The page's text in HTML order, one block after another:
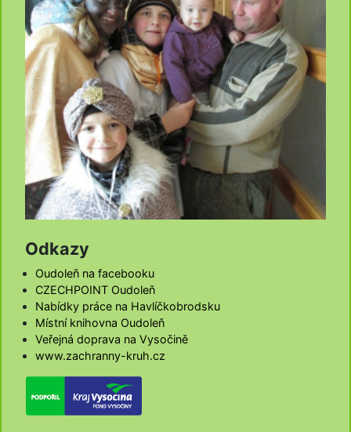
Odkazy
Oudoleň na facebooku
CZECHPOINT Oudoleň
Nabídky práce na Havlíčkobrodsku
Místní knihovna Oudoleň
Veřejná doprava na Vysočině
www.zachranny-kruh.cz